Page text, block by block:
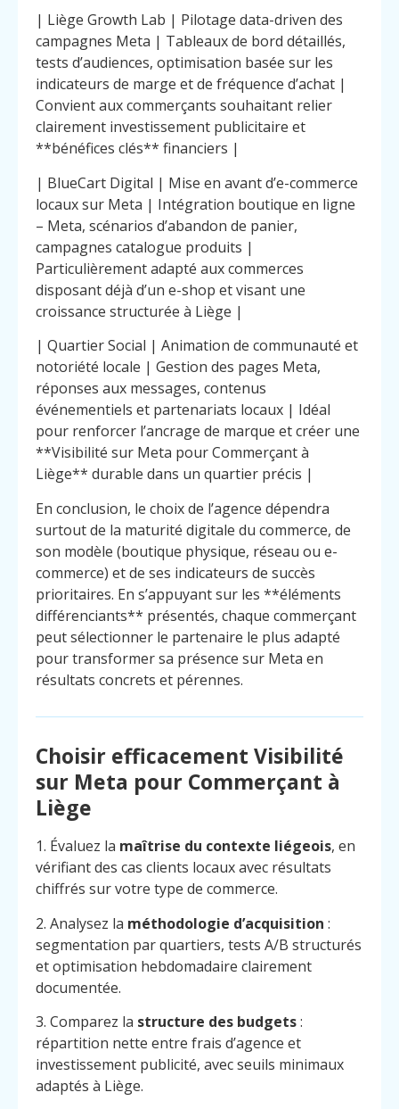
| Liège Growth Lab | Pilotage data-driven des
campagnes Meta | Tableaux de bord détaillés,
tests d’audiences, optimisation basée sur les
indicateurs de marge et de fréquence d’achat |
Convient aux commerçants souhaitant relier
clairement investissement publicitaire et
**bénéfices clés** financiers |
| BlueCart Digital | Mise en avant d’e-commerce
locaux sur Meta | Intégration boutique en ligne
– Meta, scénarios d’abandon de panier,
campagnes catalogue produits |
Particulièrement adapté aux commerces
disposant déjà d’un e-shop et visant une
croissance structurée à Liège |
| Quartier Social | Animation de communauté et
notoriété locale | Gestion des pages Meta,
réponses aux messages, contenus
événementiels et partenariats locaux | Idéal
pour renforcer l’ancrage de marque et créer une
**Visibilité sur Meta pour Commerçant à
Liège** durable dans un quartier précis |
En conclusion, le choix de l’agence dépendra
surtout de la maturité digitale du commerce, de
son modèle (boutique physique, réseau ou e-
commerce) et de ses indicateurs de succès
prioritaires. En s’appuyant sur les **éléments
différenciants** présentés, chaque commerçant
peut sélectionner le partenaire le plus adapté
pour transformer sa présence sur Meta en
résultats concrets et pérennes.
Choisir efficacement Visibilité
sur Meta pour Commerçant à
Liège
1. Évaluez la maîtrise du contexte liégeois, en
vérifiant des cas clients locaux avec résultats
chiffrés sur votre type de commerce.
2. Analysez la méthodologie d’acquisition :
segmentation par quartiers, tests A/B structurés
et optimisation hebdomadaire clairement
documentée.
3. Comparez la structure des budgets:
répartition nette entre frais d’agence et
investissement publicité, avec seuils minimaux
adaptés à Liège.